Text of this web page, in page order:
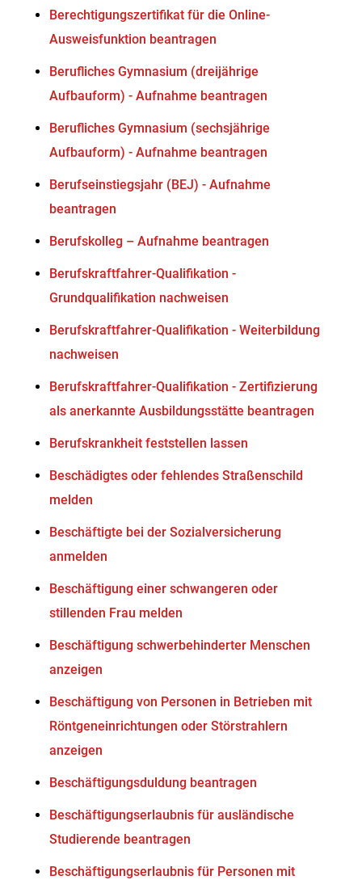
Berechtigungszertifikat für die Online-
Ausweisfunktion beantragen
Berufliches Gymnasium (dreijährige
Aufbauform) - Aufnahme beantragen
Berufliches Gymnasium (sechsjährige
Aufbauform) - Aufnahme beantragen
Berufseinstiegsjahr (BEJ) - Aufnahme
beantragen
Berufskolleg – Aufnahme beantragen
Berufskraftfahrer-Qualifikation -
Grundqualifikation nachweisen
Berufskraftfahrer-Qualifikation - Weiterbildung
nachweisen
Berufskraftfahrer-Qualifikation - Zertifizierung
als anerkannte Ausbildungsstätte beantragen
Berufskrankheit feststellen lassen
Beschädigtes oder fehlendes Straßenschild
melden
Beschäftigte bei der Sozialversicherung
anmelden
Beschäftigung einer schwangeren oder
stillenden Frau melden
Beschäftigung schwerbehinderter Menschen
anzeigen
Beschäftigung von Personen in Betrieben mit
Röntgeneinrichtungen oder Störstrahlern
anzeigen
Beschäftigungsduldung beantragen
Beschäftigungserlaubnis für ausländische
Studierende beantragen
Beschäftigungserlaubnis für Personen mit